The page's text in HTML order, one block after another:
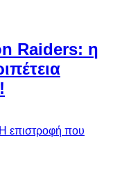
Raiders: η